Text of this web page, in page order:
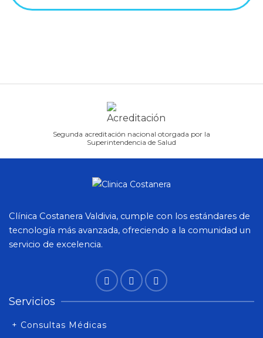
Segunda acreditación nacional otorgada por la
Superintendencia de Salud
Clínica Costanera Valdivia, cumple con los estándares de
tecnología más avanzada, ofreciendo a la comunidad un
servicio de excelencia.
Servicios
+ Consultas Médicas